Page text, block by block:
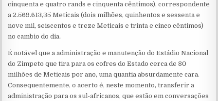
cinquenta e quatro rands e cinquenta cêntimos), correspondente
a 2.569.613,35 Meticais (dois milhões, quinhentos e sessenta e
nove mil, seiscentos e treze Meticais e trinta e cinco cêntimos)
no cambio do dia.
É notável que a administração e manutenção do Estádio Nacional
do Zimpeto que tira para os cofres do Estado cerca de 80
milhões de Meticais por ano, uma quantia absurdamente cara.
Consequentemente, o acerto é, neste momento, transferir a
administração para os sul-africanos, que estão em conversações